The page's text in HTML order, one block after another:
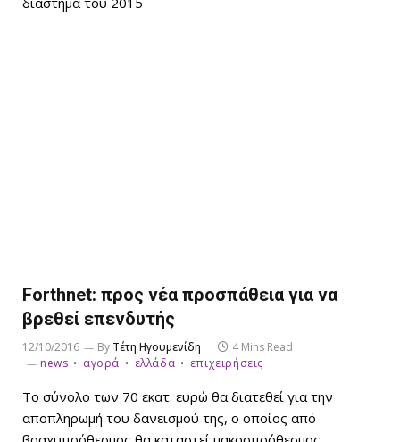
Forthnet: προς νέα προσπάθεια για να
βρεθεί επενδυτής
12/10/2016 By Τέτη Ηγουμενίδη
4 Mins Read
news
αγορά ελλάδα επιχειρήσεις
Το σύνολο των 70 εκατ. ευρώ θα διατεθεί για την
αποπληρωμή του δανεισμού της, ο οποίος από